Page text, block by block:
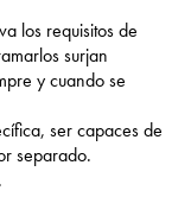
los requisitos de
surjan
y cuando se
ser capaces de
separado.